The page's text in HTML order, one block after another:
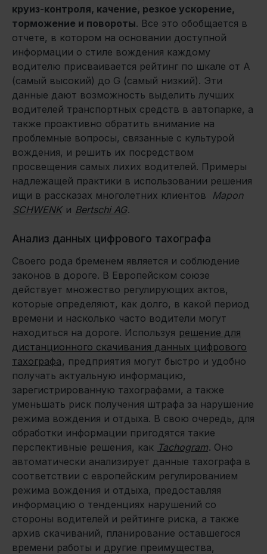
круиз-контроля, качение, резкое ускорение,
торможение и повороты. Все это обобщается в
отчете, в котором на основании доступной
информации о стиле вождения каждому
водителю присваивается рейтинг по шкале от А
(самый высокий) до G (самый низкий). Эти
данные дают возможность выделить лучших
водителей транспортных средств в автопарке, а
также проактивно обратить внимание на
проблемные вопросы, связанные с культурой
вождения, и решить их посредством
просвещения самых лихих водителей. Примеры
надлежащей практики в использовании решения
ищи в рассказах многолетних клиентов Mapon
SCHWENKи Bertschi AG.
Анализ данных цифрового тахографа
Своего рода бременем является и соблюдение
законов в дороге. В Европейском союзе
действует множество регулирующих актов,
которые определяют, как долго, в какой период
времени и насколько часто водители могут
находиться на дороге. Используя решение для
дистанционного скачивания данных цифрового
тахографа , предприятия могут быстро и удобно
получать актуальную информацию,
зарегистрированную тахографами, а также
уменьшать риск получения штрафа за нарушение
режима вождения и отдыха. В свою очередь, для
обработки информации пригодятся такие
перспективные решения, как Tachogram. Оно
автоматически анализирует данные тахографа в
соответствии с европейским регулированием
режима вождения и отдыха, предоставляя
информацию о тенденциях нарушений со
стороны водителей и рейтинге риска, а также
архив скачиваний, планирование оставшегося
времени работы и другие преимущества,